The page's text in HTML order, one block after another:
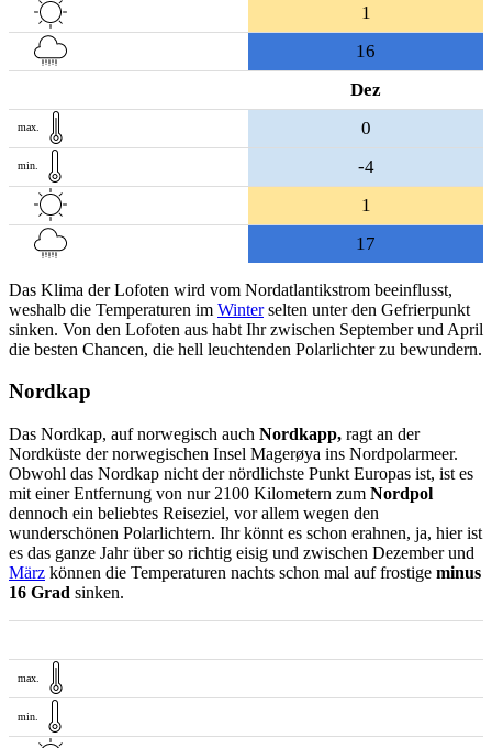
1
16
Dez
max. 0
min.
-4
1
17
Das Klima der Lofoten wird vom Nordatlantikstrom beeinflusst,
weshalb die Temperaturen im Winterselten unter den Gefrierpunkt
sinken. Von den Lofoten aus habt Ihr zwischen September und April
die besten Chancen, die hell leuchtenden Polarlichter zu bewundern.
Nordkap
Das Nordkap, auf norwegisch auch Nordkapp, ragt an der
Nordküste der norwegischen Insel Magerøya ins Nordpolarmeer.
Obwohl das Nordkap nicht der nördlichste Punkt Europas ist, ist es
mit einer Entfernung von nur 2100 Kilometern zum Nordpol
dennoch ein beliebtes Reiseziel, vor allem wegen den
wunderschönen Polarlichtern. Ihr könnt es schon erahnen, ja, hier ist
es das ganze Jahr über so richtig eisig und zwischen Dezember und
März können die Temperaturen nachts schon mal auf frostige minus
16 Grad sinken.
max.
min.